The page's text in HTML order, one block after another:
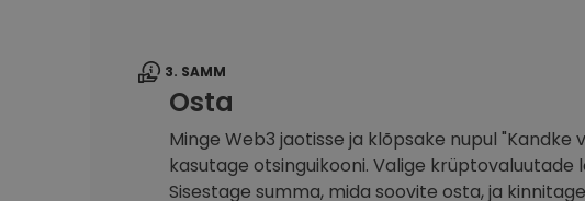
3. SAMM
Osta
Minge Web3 jaotisse ja klõpsake nupul "Kandke
kasutage otsinguikooni. Valige krüptovaluutade
Sisestage summa, mida soovite osta, ja